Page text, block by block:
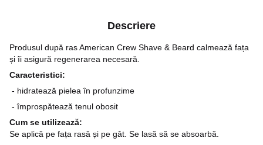
Descriere
Produsul după ras American Crew Shave & Beard calmează fața
și îi asigură regenerarea necesară.
Caracteristici:
- hidratează pielea în profunzime
- împrospătează tenul obosit
Cum se utilizează:
Se aplică pe fața rasă și pe gât. Se lasă să se absoarbă.